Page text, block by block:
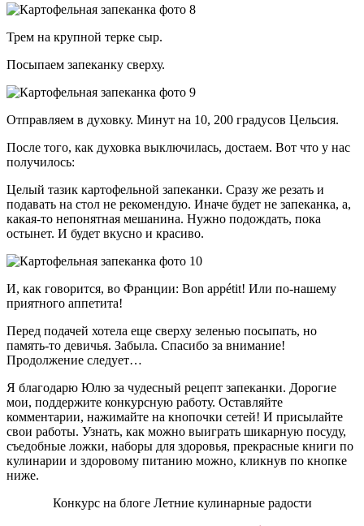
Трем на крупной терке сыр.
Посыпаем запеканку сверху.
Отправляем в духовку. Минут на 10, 200 градусов Цельсия.
После того, как духовка выключилась, достаем. Вот что у нас
получилось:
Целый тазик картофельной запеканки. Сразу же резать и
подавать на стол не рекомендую. Иначе будет не запеканка, а,
какая-то непонятная мешанина. Нужно подождать, пока
остынет. И будет вкусно и красиво.
И, как говорится, во Франции: Bon appétit! Или по-нашему
приятного аппетита!
Перед подачей хотела еще сверху зеленью посыпать, но
память-то девичья. Забыла. Спасибо за внимание!
Продолжение следует…
Я благодарю Юлю за чудесный рецепт запеканки. Дорогие
мои, поддержите конкурсную работу. Оставляйте
комментарии, нажимайте на кнопочки сетей! И присылайте
свои работы. Узнать, как можно выиграть шикарную посуду,
съедобные ложки, наборы для здоровья, прекрасные книги по
кулинарии и здоровому питанию можно, кликнув по кнопке
ниже.
Конкурс на блоге Летние кулинарные радости